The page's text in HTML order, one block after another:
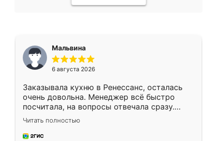
Мальвина
6 августа 2026
Заказывала кухню в Ренессанс, осталась
очень довольна. Менеджер всё быстро
посчитала, на вопросы отвечала сразу.
Замерщик приехал в субботу, подошёл к
делу со всей ответственностью. Собрали
за день, ребята работали аккуратно, даже
Читать полностью